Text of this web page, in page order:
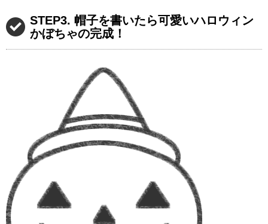
STEP3. 帽子を書いたら可愛いハロウィン
かぼちゃの完成！